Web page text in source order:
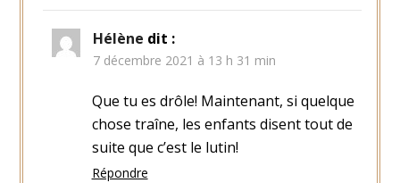
Hélène dit :
7 décembre 2021 à 13 h 31 min
Que tu es drôle! Maintenant, si quelque
chose traîne, les enfants disent tout de
suite que c’est le lutin!
Répondre